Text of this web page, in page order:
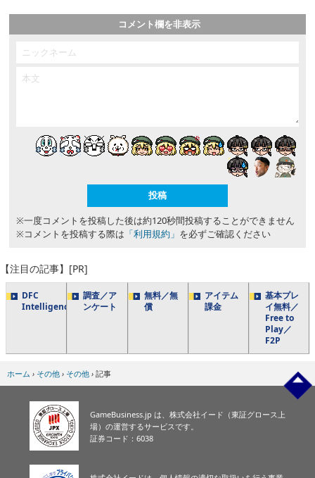
コメント欄を非表示
※一度コメントを投稿した後は約120秒間投稿することができません
※コメントを投稿する際は 「利用規約」 を必ずご確認ください
【注目の記事】[PR]
DFC
Intelligence
調査／ア
ンケート
無料／無
償
アイテム
課金
基本プレ
イ無料／
Free to
Play／
F2P
ホーム › その他 › その他 › 記事
GameBusiness.jp は、株式会社イード（東証グロース上
場）の運営するサービスです。
証券コード：6038